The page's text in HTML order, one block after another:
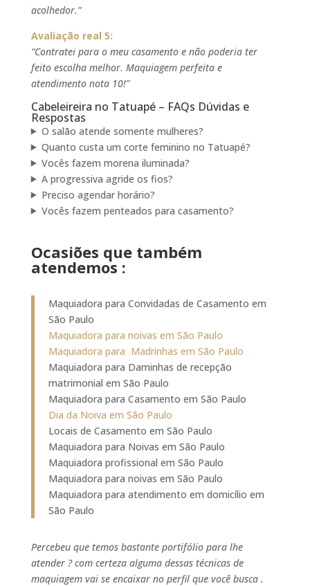
acolhedor.”
Avaliação real 5:
“Contratei para o meu casamento e não poderia ter
feito escolha melhor. Maquiagem perfeita e
atendimento nota 10!”
Cabeleireira no Tatuapé – FAQs Dúvidas e
Respostas
O salão atende somente mulheres?
Quanto custa um corte feminino no Tatuapé?
Vocês fazem morena iluminada?
A progressiva agride os fios?
Preciso agendar horário?
Vocês fazem penteados para casamento?
Ocasiões que também
atendemos :
Maquiadora para Convidadas de Casamento em
São Paulo
Maquiadora para noivas em São Paulo
Maquiadora para Madrinhas em São Paulo
Maquiadora para Daminhas de recepção
matrimonial em São Paulo
Maquiadora para Casamento em São Paulo
Dia da Noiva em São Paulo
Locais de Casamento em São Paulo
Maquiadora para Noivas em São Paulo
Maquiadora profissional em São Paulo
Maquiadora para noivas em São Paulo
Maquiadora para atendimento em domicílio em
São Paulo
Percebeu que temos bastante portifólio para lhe
atender ? com certeza alguma dessas técnicas de
maquiagem vai se encaixar no perfil que você busca .